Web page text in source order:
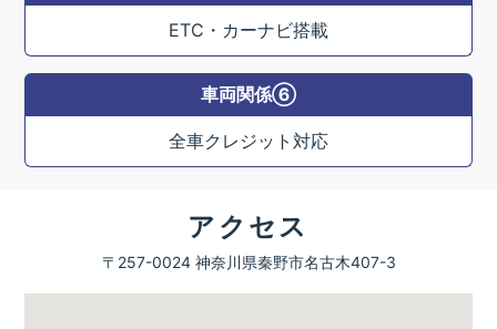
ETC・カーナビ搭載
車両関係⑥
全車クレジット対応
アクセス
〒257-0024 神奈川県秦野市名古木407-3